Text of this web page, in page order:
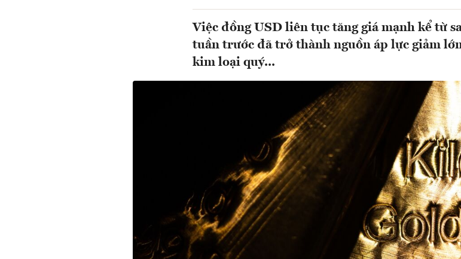
Việc đồng USD liên tục tăng giá mạnh kể từ
tuần trước đã trở thành nguồn áp lực giảm
kim loại quý...